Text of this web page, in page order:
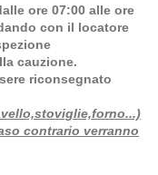
ore 07:00 alle ore
con il locatore
cauzione.
riconsegnato
contrario verranno